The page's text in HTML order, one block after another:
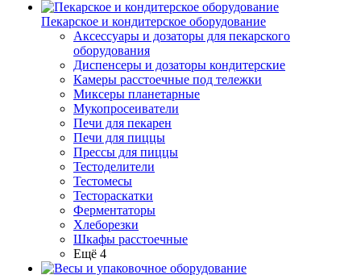
Пекарское и кондитерское оборудование
Аксессуары и дозаторы для пекарского
оборудования
Диспенсеры и дозаторы кондитерские
Камеры расстоечные под тележки
Миксеры планетарные
Мукопросеиватели
Печи для пекарен
Печи для пиццы
Прессы для пиццы
Тестоделители
Тестомесы
Тестораскатки
Ферментаторы
Хлеборезки
Шкафы расстоечные
Ещё 4